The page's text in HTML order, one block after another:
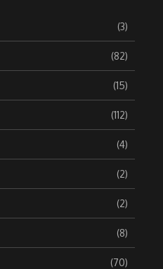
(3)
(82)
(15)
(112)
(4)
(2)
(2)
(8)
(70)